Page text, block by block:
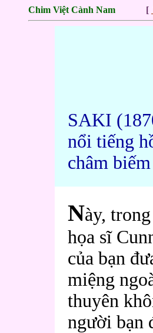
Chim Việt Cành Nam [
SAKI
nổi tiếng
châm
Này,
họa sĩ
của bạn
miệng
thuyên
người bạn